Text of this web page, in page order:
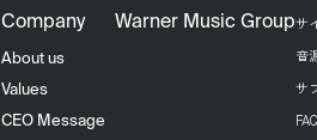
Company
About us
Values
CEO Message
Warner Music Groupサ
音
サ